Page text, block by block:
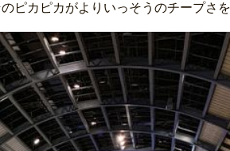
ピカピカがよりいっそうのチープさ